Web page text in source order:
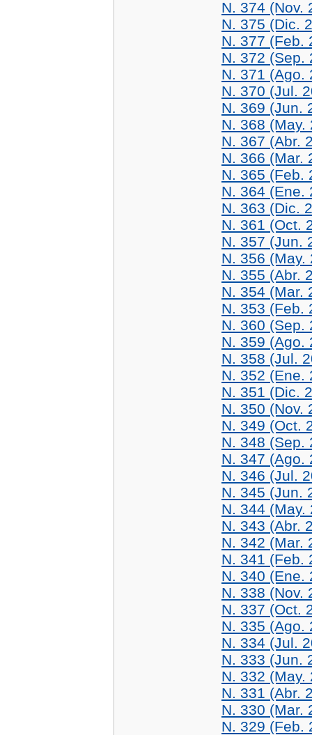
N. 374 (Nov.
N. 375 (Dic.
N. 377 (Feb.
N. 372 (Sep.
N. 371 (Ago.
N. 370 (Jul.
N. 369 (Jun.
N. 368 (May.
N. 367 (Abr.
N. 366 (Mar.
N. 365 (Feb.
N. 364 (Ene.
N. 363 (Dic.
N. 361 (Oct.
N. 357 (Jun.
N. 356 (May.
N. 355 (Abr.
N. 354 (Mar.
N. 353 (Feb.
N. 360 (Sep.
N. 359 (Ago.
N. 358 (Jul.
N. 352 (Ene.
N. 351 (Dic.
N. 350 (Nov.
N. 349 (Oct.
N. 348 (Sep.
N. 347 (Ago.
N. 346 (Jul.
N. 345 (Jun.
N. 344 (May.
N. 343 (Abr.
N. 342 (Mar.
N. 341 (Feb.
N. 340 (Ene.
N. 338 (Nov.
N. 337 (Oct.
N. 335 (Ago.
N. 334 (Jul.
N. 333 (Jun.
N. 332 (May.
N. 331 (Abr.
N. 330 (Mar.
N. 329 (Feb.